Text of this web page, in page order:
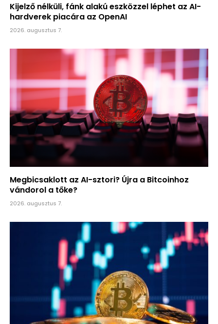
Kijelző nélküli, fánk alakú eszközzel léphet az AI-
hardverek piacára az OpenAI
2026. augusztus 7.
Megbicsaklott az AI-sztori? Újra a Bitcoinhoz
vándorol a tőke?
2026. augusztus 7.